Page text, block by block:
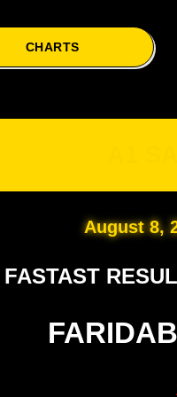
CHARTS
August 8,
FASTAST